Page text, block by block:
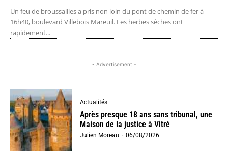
Un feu de broussailles a pris non loin du pont de chemin de fer à
16h40, boulevard Villebois Mareuil. Les herbes sèches ont
rapidement...
- Advertisement -
Actualités
Après presque 18 ans sans tribunal, une
Maison de la justice à Vitré
Julien Moreau - 06/08/2026